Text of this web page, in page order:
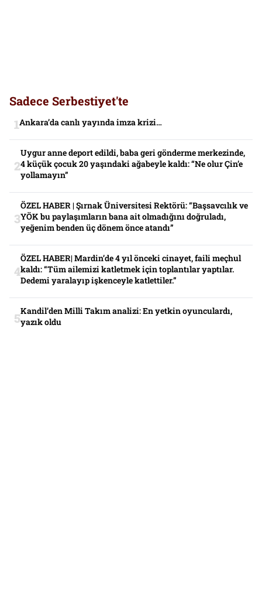
Sadece Serbestiyet'te
Ankara’da canlı yayında imza krizi…
Uygur anne deport edildi, baba geri gönderme merkezinde,
4 küçük çocuk 20 yaşındaki ağabeyle kaldı: “Ne olur Çin’e
yollamayın”
ÖZEL HABER | Şırnak Üniversitesi Rektörü: “Başsavcılık ve
YÖK bu paylaşımların bana ait olmadığını doğruladı,
yeğenim benden üç dönem önce atandı”
ÖZEL HABER| Mardin’de 4 yıl önceki cinayet, faili meçhul
kaldı: “Tüm ailemizi katletmek için toplantılar yaptılar.
Dedemi yaralayıp işkenceyle katlettiler.”
Kandil’den Milli Takım analizi: En yetkin oyunculardı,
yazık oldu